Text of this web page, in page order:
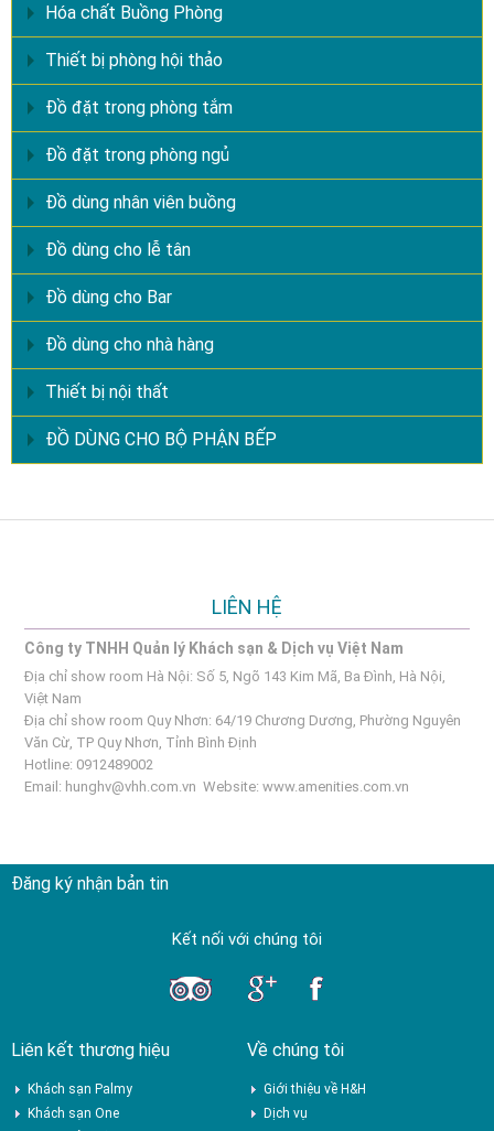
Hóa chất Buồng Phòng
Thiết bị phòng hội thảo
Đồ đặt trong phòng tắm
Đồ đặt trong phòng ngủ
Đồ dùng nhân viên buồng
Đồ dùng cho lễ tân
Đồ dùng cho Bar
Đồ dùng cho nhà hàng
Thiết bị nội thất
ĐỒ DÙNG CHO BỘ PHẬN BẾP
LIÊN HỆ
Công ty TNHH Quản lý Khách sạn & Dịch vụ Việt Nam
Địa chỉ show room Hà Nội: Số 5, Ngõ 143 Kim Mã, Ba Đình, Hà Nội,
Việt Nam
Địa chỉ show room Quy Nhơn: 64/19 Chương Dương, Phường Nguyên
Văn Cừ, TP Quy Nhơn, Tỉnh Bình Định
Hotline: 0912489002
Email: hunghv@vhh.com.vn Website:www.amenities.com.vn
Đăng ký nhận bản tin
Kết nối với chúng tôi
Liên kết thương hiệu
Khách sạn Palmy
Khách sạn One
Về chúng tôi
Giới thiệu về H&H
Dịch vụ